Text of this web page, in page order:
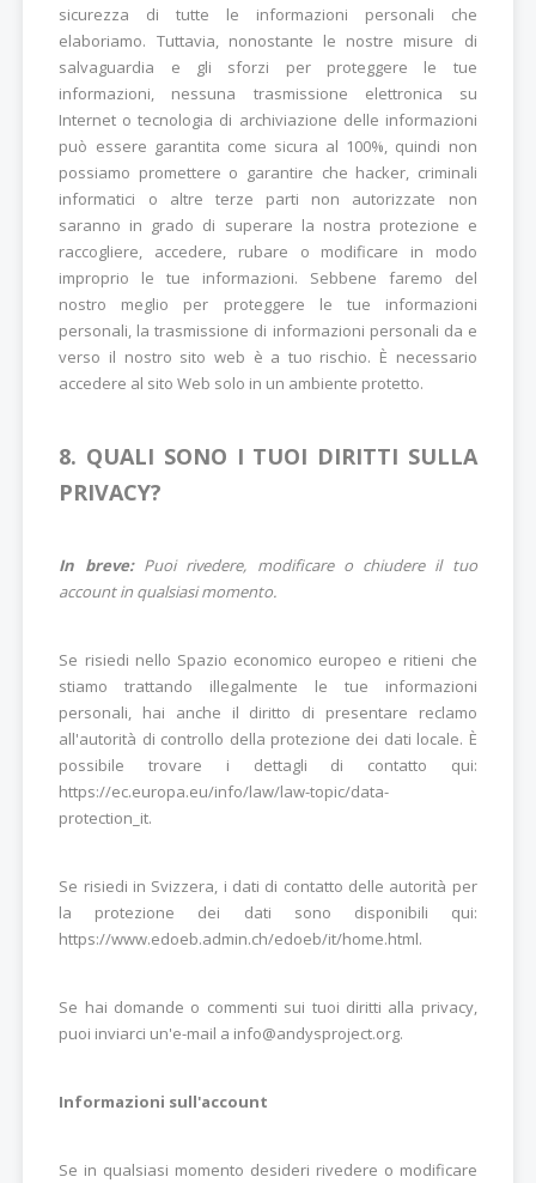
sicurezza di tutte le informazioni personali che
elaboriamo. Tuttavia, nonostante le nostre misure di
salvaguardia e gli sforzi per proteggere le tue
informazioni, nessuna trasmissione elettronica su
Internet o tecnologia di archiviazione delle informazioni
può essere garantita come sicura al 100%, quindi non
possiamo promettere o garantire che hacker, criminali
informatici o altre terze parti non autorizzate non
saranno in grado di superare la nostra protezione e
raccogliere, accedere, rubare o modificare in modo
improprio le tue informazioni. Sebbene faremo del
nostro meglio per proteggere le tue informazioni
personali, la trasmissione di informazioni personali da e
verso il nostro sito web è a tuo rischio. È necessario
accedere al sito Web solo in un ambiente protetto.
8. QUALI SONO I TUOI DIRITTI SULLA
PRIVACY?
In breve:Puoi rivedere, modificare o chiudere il tuo
account in qualsiasi momento.
Se risiedi nello Spazio economico europeo e ritieni che
stiamo trattando illegalmente le tue informazioni
personali, hai anche il diritto di presentare reclamo
all'autorità di controllo della protezione dei dati locale. È
possibile trovare i dettagli di contatto qui:
https://ec.europa.eu/info/law/law-topic/data-
protection_it.
Se risiedi in Svizzera, i dati di contatto delle autorità per
la protezione dei dati sono disponibili qui:
https://www.edoeb.admin.ch/edoeb/it/home.html.
Se hai domande o commenti sui tuoi diritti alla privacy,
puoi inviarci un'e-mail a info@andysproject.org.
Informazioni sull'account
Se in qualsiasi momento desideri rivedere o modificare